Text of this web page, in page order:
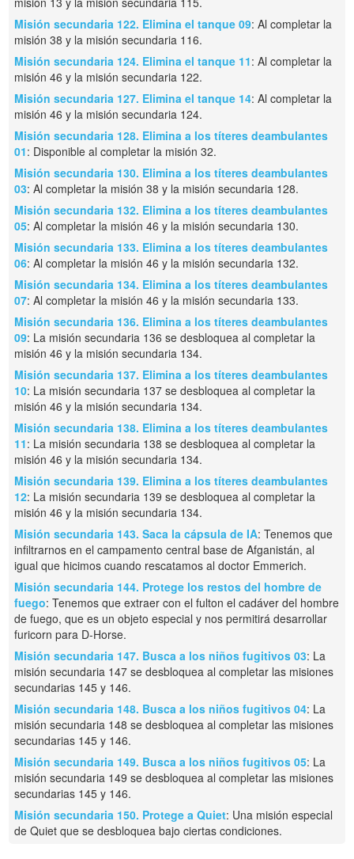
Misión secundaria 122. Elimina el tanque 09: Al completar la
misión 38 y la misión secundaria 116.
Misión secundaria 124. Elimina el tanque 11: Al completar la
misión 46 y la misión secundaria 122.
Misión secundaria 127. Elimina el tanque 14: Al completar la
misión 46 y la misión secundaria 124.
Misión secundaria 128. Elimina a los títeres deambulantes
01: Disponible al completar la misión 32.
Misión secundaria 130. Elimina a los títeres deambulantes
03: Al completar la misión 38 y la misión secundaria 128.
Misión secundaria 132. Elimina a los títeres deambulantes
05: Al completar la misión 46 y la misión secundaria 130.
Misión secundaria 133. Elimina a los títeres deambulantes
06: Al completar la misión 46 y la misión secundaria 132.
Misión secundaria 134. Elimina a los títeres deambulantes
07: Al completar la misión 46 y la misión secundaria 133.
Misión secundaria 136. Elimina a los títeres deambulantes
09: La misión secundaria 136 se desbloquea al completar la
misión 46 y la misión secundaria 134.
Misión secundaria 137. Elimina a los títeres deambulantes
10: La misión secundaria 137 se desbloquea al completar la
misión 46 y la misión secundaria 134.
Misión secundaria 138. Elimina a los títeres deambulantes
11: La misión secundaria 138 se desbloquea al completar la
misión 46 y la misión secundaria 134.
Misión secundaria 139. Elimina a los títeres deambulantes
12: La misión secundaria 139 se desbloquea al completar la
misión 46 y la misión secundaria 134.
Misión secundaria 143. Saca la cápsula de IA: Tenemos que
infiltrarnos en el campamento central base de Afganistán, al
igual que hicimos cuando rescatamos al doctor Emmerich.
Misión secundaria 144. Protege los restos del hombre de
fuego: Tenemos que extraer con el fulton el cadáver del hombre
de fuego, que es un objeto especial y nos permitirá desarrollar
furicorn para D-Horse.
Misión secundaria 147. Busca a los niños fugitivos 03: La
misión secundaria 147 se desbloquea al completar las misiones
secundarias 145 y 146.
Misión secundaria 148. Busca a los niños fugitivos 04: La
misión secundaria 148 se desbloquea al completar las misiones
secundarias 145 y 146.
Misión secundaria 149. Busca a los niños fugitivos 05: La
misión secundaria 149 se desbloquea al completar las misiones
secundarias 145 y 146.
Misión secundaria 150. Protege a Quiet: Una misión especial
de Quiet que se desbloquea bajo ciertas condiciones.